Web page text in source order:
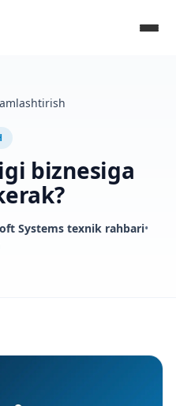
biznesiga
Systems texnik rahbari•